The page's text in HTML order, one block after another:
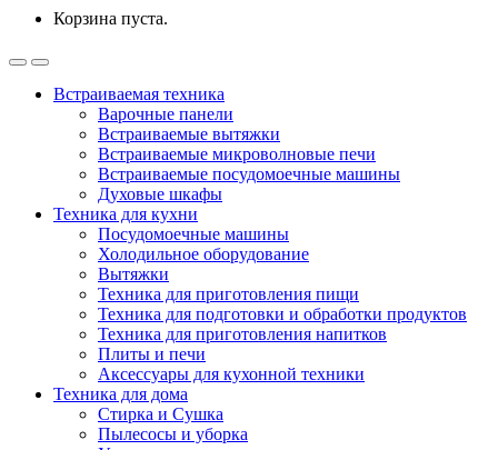
Корзина пуста.
Встраиваемая техника
Варочные панели
Встраиваемые вытяжки
Встраиваемые микроволновые печи
Встраиваемые посудомоечные машины
Духовые шкафы
Техника для кухни
Посудомоечные машины
Холодильное оборудование
Вытяжки
Техника для приготовления пищи
Техника для подготовки и обработки продуктов
Техника для приготовления напитков
Плиты и печи
Аксессуары для кухонной техники
Техника для дома
Стирка и Сушка
Пылесосы и уборка